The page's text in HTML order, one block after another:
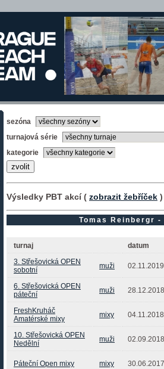
sezóna
turnajová série
kategorie
Výsledky PBT akcí ( zobrazit žebříček )
Tomas Reinbergr -
turnaj datum
3. Střešovická OPEN
sobotní
muži 02.11.2019
6. Střešovická OPEN
páteční
muži 28.12.2018
FreshKruháč
Amatérské mixy
mixy 04.11.2018
10. Střešovická OPEN
Nedělní
muži 02.09.2018
Páteční Open mixy mixy 30.06.2017